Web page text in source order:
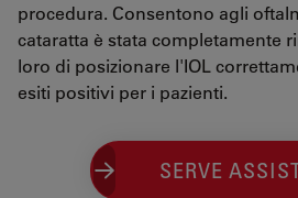
procedura. Consentono agli
cataratta è stata completamente
loro di posizionare l'IOL
esiti positivi per i pazienti.
SERVE